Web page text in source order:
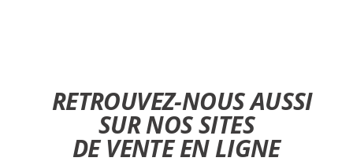
RETROUVEZ-NOUS AUSSI
SUR NOS SITES
DE VENTE EN LIGNE